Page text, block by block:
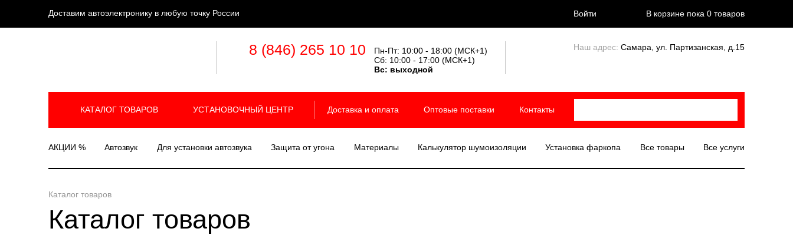
Доставим автоэлектронику в любую точку России Войти В корзине пока 0 товаров
8 (846) 265 10 10
Пн-Пт: 10:00 - 18:00 (МСК+1)
Сб: 10:00 - 17:00 (МСК+1)
Вс: выходной
Наш адрес: Самара, ул. Партизанская, д.15
КАТАЛОГ ТОВАРОВ УСТАНОВОЧНЫЙ ЦЕНТР Доставка и оплата Оптовые поставки Контакты
АКЦИИ % Автозвук Для установки автозвука Защита от угона Материалы Калькулятор шумоизоляции Установка фаркопа Все товары Все услуги
Каталог товаров
Каталог товаров